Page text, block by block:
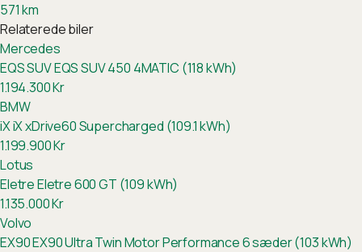
571km
Relaterede biler
Mercedes
EQS SUVEQS SUV 450 4MATIC (118 kWh)
1.194.300Kr
BMW
iXiX xDrive60 Supercharged (109.1 kWh)
1.199.900Kr
Lotus
EletreEletre 600 GT (109 kWh)
1.135.000Kr
Volvo
EX90EX90 Ultra Twin Motor Performance 6 sæder (103 kWh)